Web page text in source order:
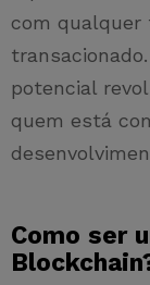
com qualquer
potencial
quem está
Como ser